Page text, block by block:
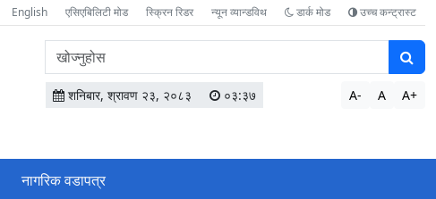
English एसिएबिलिटी मोड स्क्रिन रिडर न्यून व्यान्डविथ डार्क मोड उच्च कन्ट्रास्ट
वेबसाइटमा
सामग्री
खोज्नुहोस
शनिबार, श्रावण २३, २०८३ ०३:३७ A- A A+
नागरिक वडापत्र